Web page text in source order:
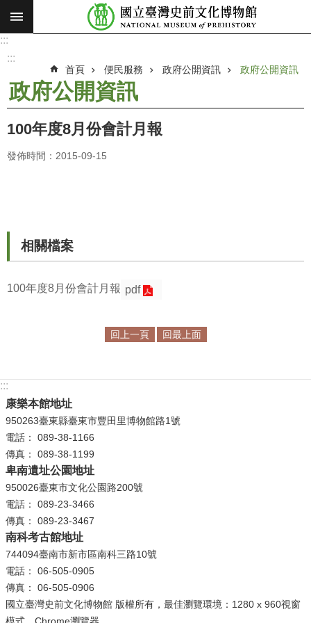
跳到主要內容區塊
搜
願
使
命
參
展
認
識
我
們
便
民
服
務
性
別
平
:::
:::
首頁 便民服務 政府公開資訊 政府公開資訊
政府公開資訊
100年度8月份會計月報
發佈時間：2015-09-15
相關檔案
100年度8月份會計月報 pdf
回上一頁 回最上面
:::
康樂本館地址
950263臺東縣臺東市豐田里博物館路1號
電話： 089-38-1166
傳真： 089-38-1199
卑南遺址公園地址
950026臺東市文化公園路200號
電話： 089-23-3466
傳真： 089-23-3467
南科考古館地址
744094臺南市新市區南科三路10號
電話： 06-505-0905
傳真： 06-505-0906
國立臺灣史前文化博物館 版權所有，最佳瀏覽環境：1280 x 960視窗